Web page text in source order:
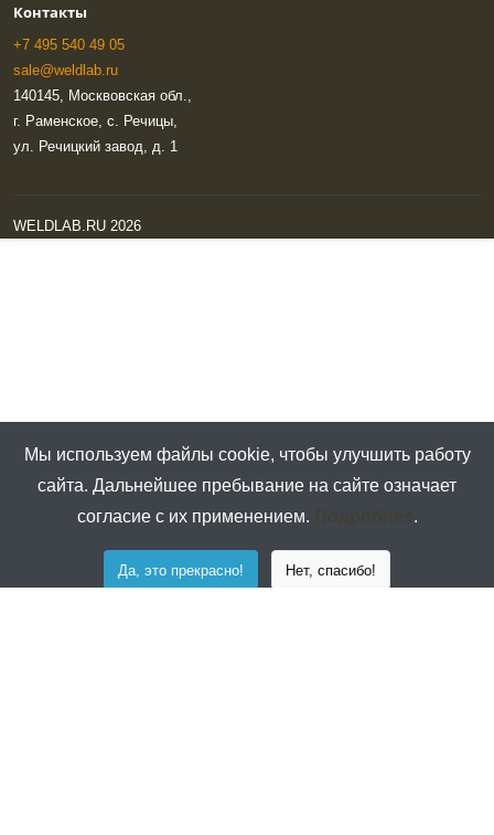
Контакты
+7 495 540 49 05
sale@weldlab.ru
140145, Москвовская обл.,
г. Раменское, с. Речицы,
ул. Речицкий завод, д. 1
WELDLAB.RU 2026
Мы используем файлы cookie, чтобы улучшить работу
сайта. Дальнейшее пребывание на сайте означает
согласие с их применением.
Подробнее .
Да, это прекрасно! Нет, спасибо!